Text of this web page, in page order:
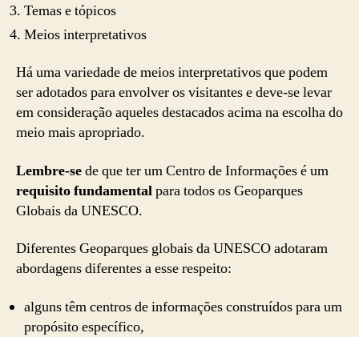
Temas e tópicos
Meios interpretativos
Há uma variedade de meios interpretativos que podem
ser adotados para envolver os visitantes e deve-se levar
em consideração aqueles destacados acima na escolha do
meio mais apropriado.
Lembre-sede que ter um Centro de Informações é um
requisito fundamentalpara todos os Geoparques
Globais da UNESCO.
Diferentes Geoparques globais da UNESCO adotaram
abordagens diferentes a esse respeito:
alguns têm centros de informações construídos para um
propósito específico,